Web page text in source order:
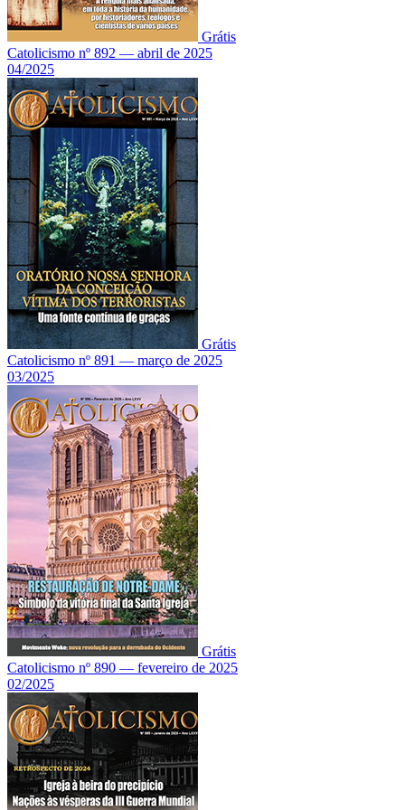
Grátis
Catolicismo nº 892 — abril de 2025
04/2025
Grátis
Catolicismo nº 891 — março de 2025
03/2025
Grátis
Catolicismo nº 890 — fevereiro de 2025
02/2025